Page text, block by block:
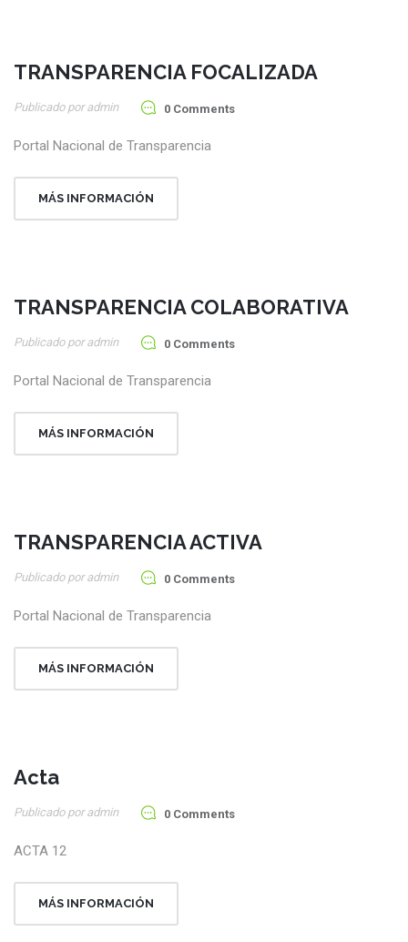
20
Ene
TRANSPARENCIA FOCALIZADA
Publicado por admin 0 Comments
Portal Nacional de Transparencia
MÁS INFORMACIÓN
20
Ene
TRANSPARENCIA COLABORATIVA
Publicado por admin 0 Comments
Portal Nacional de Transparencia
MÁS INFORMACIÓN
15
Ene
TRANSPARENCIA ACTIVA
Publicado por admin 0 Comments
Portal Nacional de Transparencia
MÁS INFORMACIÓN
Oct
Acta
Publicado por admin 0 Comments
ACTA 12
MÁS INFORMACIÓN